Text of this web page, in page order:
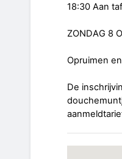
18:30 Aan
ZONDAG 8
Opruimen
De